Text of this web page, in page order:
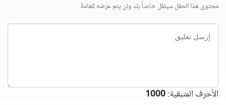
محتوى هذا الحقل سيظل خاصاً بك ولن يتم عرضه للعامة
إرسل
تعليق
الأحرف المتبقية:1000